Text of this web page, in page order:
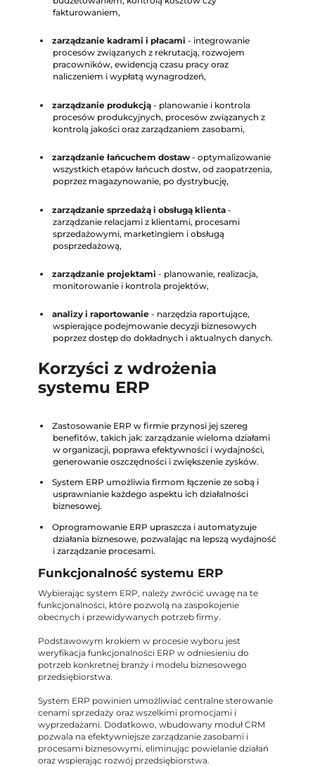
fakturowaniem,
zarządzanie kadrami i płacami- integrowanie
procesów związanych z rekrutacją, rozwojem
pracowników, ewidencją czasu pracy oraz
naliczeniem i wypłatą wynagrodzeń,
zarządzanie produkcją - planowanie i kontrola
procesów produkcyjnych, procesów związanych z
kontrolą jakości oraz zarządzaniem zasobami,
zarządzanie łańcuchem dostaw - optymalizowanie
wszystkich etapów łańcuch dostw, od zaopatrzenia,
poprzez magazynowanie, po dystrybucję,
zarządzanie sprzedażą i obsługą klienta -
zarządzanie relacjami z klientami, procesami
sprzedażowymi, marketingiem i obsługą
posprzedażową,
zarządzanie projektami - planowanie, realizacja,
monitorowanie i kontrola projektów,
analizy i raportowanie - narzędzia raportujące,
wspierające podejmowanie decyzji biznesowych
poprzez dostęp do dokładnych i aktualnych danych.
Korzyści z wdrożenia
systemu ERP
Zastosowanie ERP w firmie przynosi jej szereg
benefitów, takich jak: zarządzanie wieloma działami
w organizacji, poprawa efektywności i wydajności,
generowanie oszczędności i zwiększenie zysków.
System ERP umożliwia firmom łączenie ze sobą i
usprawnianie każdego aspektu ich działalności
biznesowej.
Oprogramowanie ERP upraszcza i automatyzuje
działania biznesowe, pozwalając na lepszą wydajność
i zarządzanie procesami.
Funkcjonalność systemu ERP
Wybierając system ERP, należy zwrócić uwagę na te
funkcjonalności, które pozwolą na zaspokojenie
obecnych i przewidywanych potrzeb firmy.
Podstawowym krokiem w procesie wyboru jest
weryfikacja funkcjonalności ERP w odniesieniu do
potrzeb konkretnej branży i modelu biznesowego
przedsiębiorstwa.
System ERP powinien umożliwiać centralne sterowanie
cenami sprzedaży oraz wszelkimi promocjami i
wyprzedażami. Dodatkowo, wbudowany moduł CRM
pozwala na efektywniejsze zarządzanie zasobami i
procesami biznesowymi, eliminując powielanie działań
oraz wspierając rozwój przedsiębiorstwa.